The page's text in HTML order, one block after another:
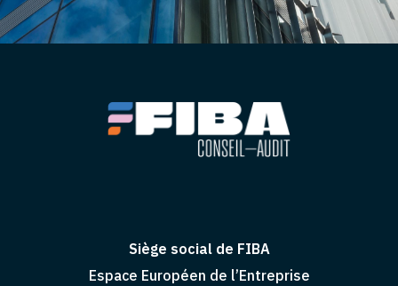
Siège social de FIBA
Espace Européen de l’Entreprise